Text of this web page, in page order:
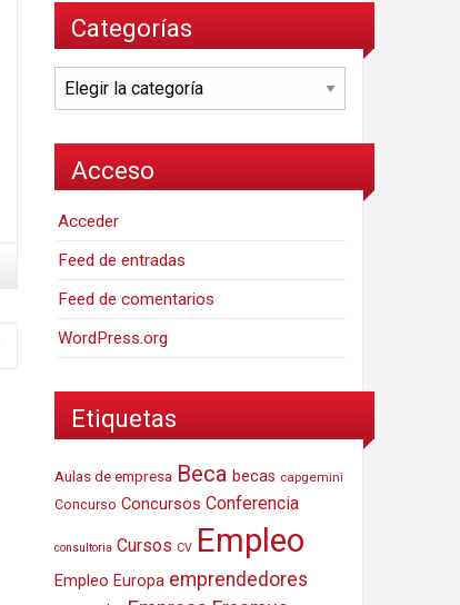
Categorías
Categorías
Acceso
Acceder
Feed de entradas
Feed de comentarios
WordPress.org
Etiquetas
Aulas de empresa Beca becas capgemini
Concurso Concursos Conferencia
consultoria Cursos CV Empleo
Empleo Europa emprendedores